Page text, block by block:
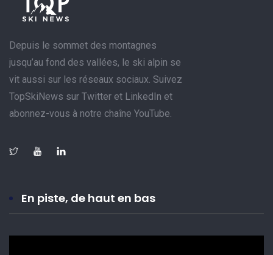
Depuis le sommet des montagnes
jusqu’au fond des vallées, le ski alpin se
vit aussi sur les réseaux sociaux. Suivez
TopSkiNews sur Twitter et LinkedIn et
abonnez-vous à notre chaîne YouTube.
En piste, de haut en bas